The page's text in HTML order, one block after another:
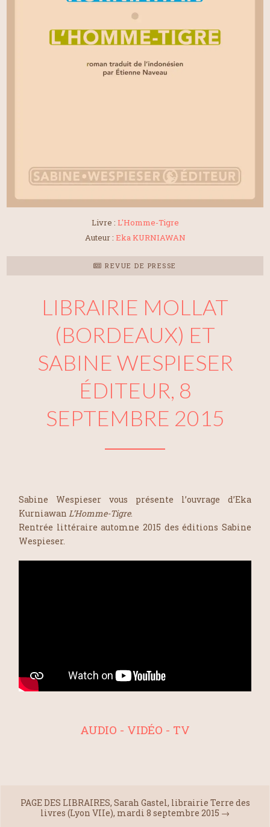
Livre : L'Homme-Tigre
Auteur : Eka KURNIAWAN
REVUE DE PRESSE
LIBRAIRIE MOLLAT
(BORDEAUX) ET
SABINE WESPIESER
ÉDITEUR, 8
SEPTEMBRE 2015
Sabine Wespieser vous présente l’ouvrage d’Eka
Kurniawan L’Homme-Tigre.
Rentrée littéraire automne 2015 des éditions Sabine
Wespieser.
AUDIO - VIDÉO - TV
PAGE DES LIBRAIRES, Sarah Gastel, librairie Terre des
livres (Lyon VIIe), mardi 8 septembre 2015 →